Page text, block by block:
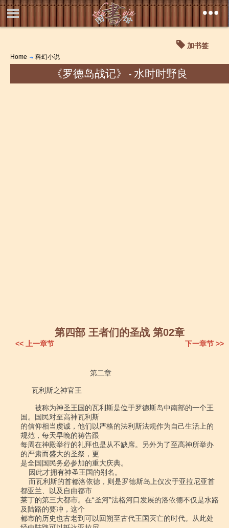
加书签
Home 科幻小说
《罗德岛战记》 - 水时时野良
第四部 王者们的圣战 第02章
<< 上一章节 下一章节 >>